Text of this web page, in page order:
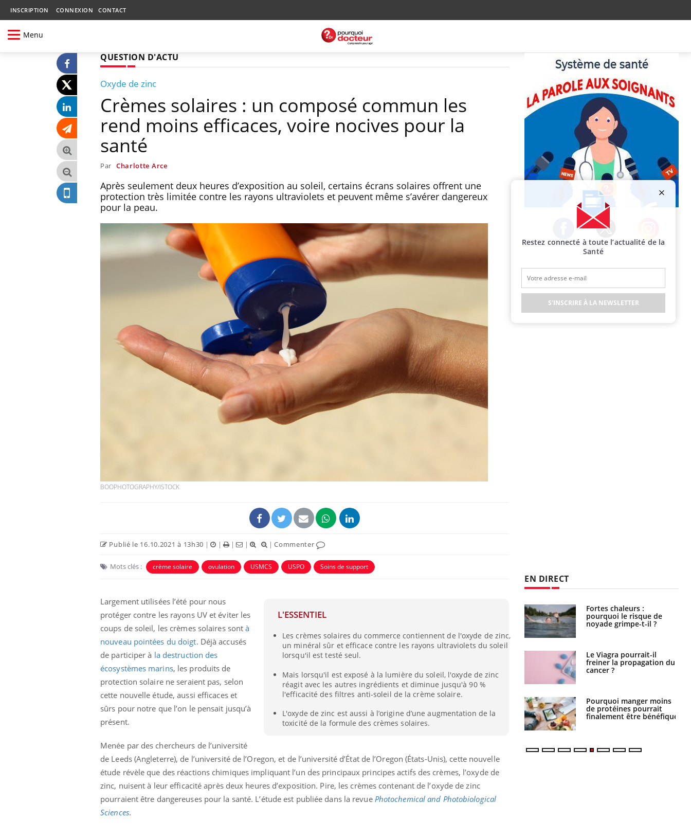
INSCRIPTION CONNEXION CONTACT
Menu
QUESTION D'ACTU
Oxyde de zinc
Crèmes solaires : un composé commun les
rend moins efficaces, voire nocives pour la
santé
Par Charlotte Arce
Après seulement deux heures d’exposition au soleil, certains écrans solaires offrent une
protection très limitée contre les rayons ultraviolets et peuvent même s’avérer dangereux
pour la peau.
BOOPHOTOGRAPHY/ISTOCK
Publié le 16.10.2021 à 13h30 | | | | |Commenter
Mots clés : crème solaire ovulation USMCS USPO Soins de support
L'ESSENTIEL
Les crèmes solaires du commerce contiennent de l'oxyde de zinc,
un minéral sûr et efficace contre les rayons ultraviolets du soleil
lorsqu'il est testé seul.
Mais lorsqu'il est exposé à la lumière du soleil, l'oxyde de zinc
réagit avec les autres ingrédients et diminue jusqu'à 90 %
l'efficacité des filtres anti-soleil de la crème solaire.
L'oxyde de zinc est aussi à l’origine d’une augmentation de la
toxicité de la formule des crèmes solaires.
Largement utilisées l’été pour nous
protéger contre les rayons UV et éviter les
coups de soleil, les crèmes solaires sontà
nouveau pointées du doigt. Déjà accusés
de participer à la destruction des
écosystèmes marins, les produits de
protection solaire ne seraient pas, selon
cette nouvelle étude, aussi efficaces et
sûrs pour notre que l’on le pensait jusqu’à
présent.
Menée par des chercheurs de l’université
de Leeds (Angleterre), de l’université de l’Oregon, et de l’université d’État de l’Oregon (États-Unis), cette nouvelle
étude révèle que des réactions chimiques impliquant l’un des principaux principes actifs des crèmes, l’oxyde de
zinc, nuisent à leur efficacité après deux heures d’exposition. Pire, les crèmes contenant de l’oxyde de zinc
pourraient être dangereuses pour la santé. L’étude est publiée dans la revue Photochemical and Photobiological
Sciences.
Facebook Twitter Instagram
EN DIRECT
Comment oublier les
écrans en vacances ?
Toujours connectés :
comment le travail
empiète de plus en plus
sur nos soirées
Cancer colorectal : une
stratégie simple aurait
changé la donne au Pays
basque
West Nile : que se passe-
France ?
Les médicaments GLP-1
protègent-ils aussi les os
change dans la prise en
charge des femmes
enceintes
elle enfin ?
gâche-t-il les premiers
jours de vos vacances ?
Fortes chaleurs :
pourquoi le risque de
noyade grimpe-t-il ?
Le Viagra pourrait-il
freiner la propagation du
cancer ?
Pourquoi manger moins
de protéines pourrait
finalement être bénéfique
Restez connecté à toute l’actualité de la
Santé
S'INSCRIRE À LA NEWSLETTER